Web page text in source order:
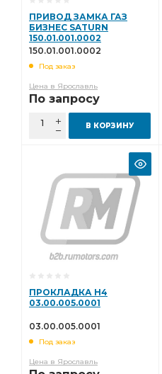
ПРИВОД ЗАМКА ГАЗ
БИЗНЕС SATURN
150.01.001.0002
150.01.001.0002
Под заказ
Цена в Ярославль
По запросу
В КОРЗИНУ
ПРОКЛАДКА H4
03.00.005.0001
03.00.005.0001
Под заказ
Цена в Ярославль